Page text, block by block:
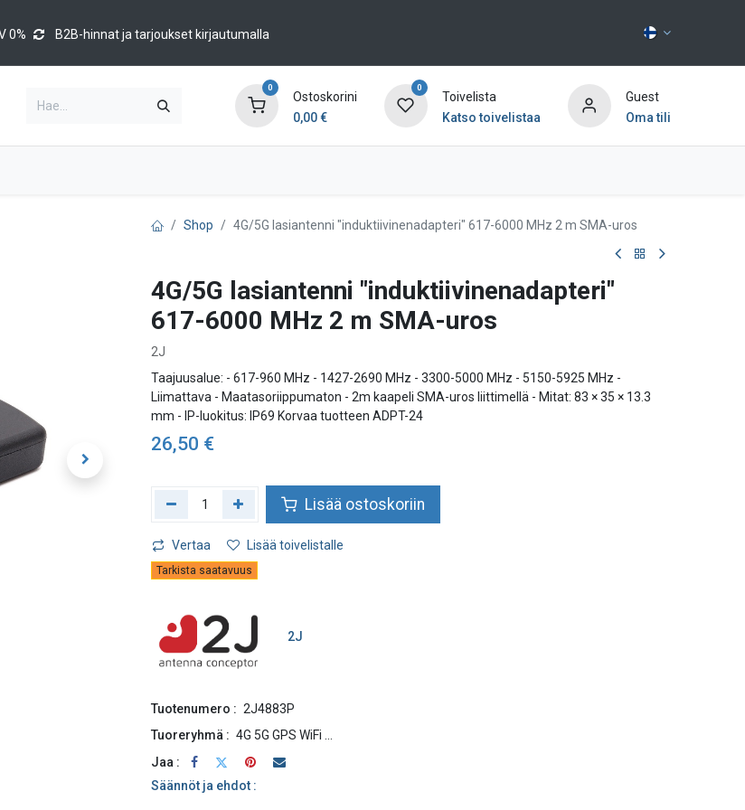
0% B2B-hinnat ja tarjoukset kirjautumalla
0
Ostoskorini
0,00€
0
Toivelista
Katso toivelistaa
Guest
Oma tili
Shop 4G/5G lasiantenni "induktiivinenadapteri" 617-6000 MHz 2 m SMA-uros
4G/5G lasiantenni "induktiivinenadapteri"
617-6000 MHz 2 m SMA-uros
2J
Taajuusalue: - 617-960 MHz - 1427-2690 MHz - 3300-5000 MHz - 5150-5925 MHz -
Liimattava - Maatasoriippumaton - 2m kaapeli SMA-uros liittimellä - Mitat: 83 × 35 × 13.3
mm - IP-luokitus: IP69 Korvaa tuotteen ADPT-24
26,50 €
Lisää ostoskoriin
Vertaa Lisää toivelistalle
Tarkista saatavuus
2J
Tuotenumero : 2J4883P
Tuoreryhmä : 4G 5G GPS WiFi ...
Jaa :
Säännöt ja ehdot :